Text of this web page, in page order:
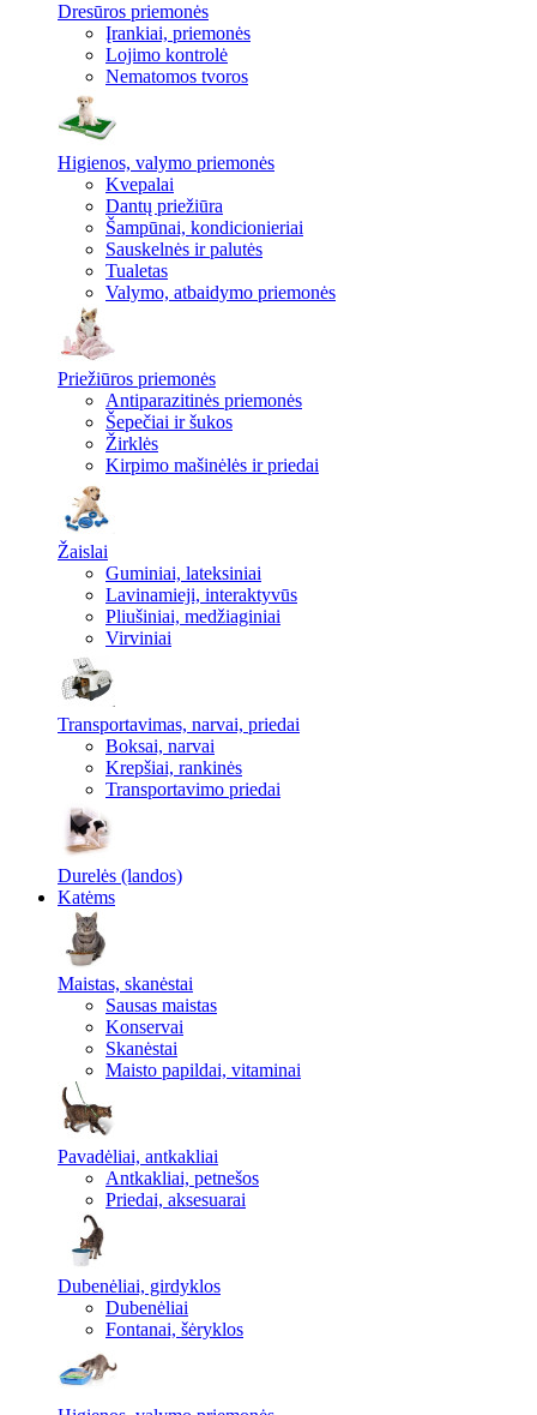
Dresūros priemonės
Įrankiai, priemonės
Lojimo kontrolė
Nematomos tvoros
Higienos, valymo priemonės
Kvepalai
Dantų priežiūra
Šampūnai, kondicionieriai
Sauskelnės ir palutės
Tualetas
Valymo, atbaidymo priemonės
Priežiūros priemonės
Antiparazitinės priemonės
Šepečiai ir šukos
Žirklės
Kirpimo mašinėlės ir priedai
Žaislai
Guminiai, lateksiniai
Lavinamieji, interaktyvūs
Pliušiniai, medžiaginiai
Virviniai
Transportavimas, narvai, priedai
Boksai, narvai
Krepšiai, rankinės
Transportavimo priedai
Durelės (landos)
Katėms
Maistas, skanėstai
Sausas maistas
Konservai
Skanėstai
Maisto papildai, vitaminai
Pavadėliai, antkakliai
Antkakliai, petnešos
Priedai, aksesuarai
Dubenėliai, girdyklos
Dubenėliai
Fontanai, šėryklos